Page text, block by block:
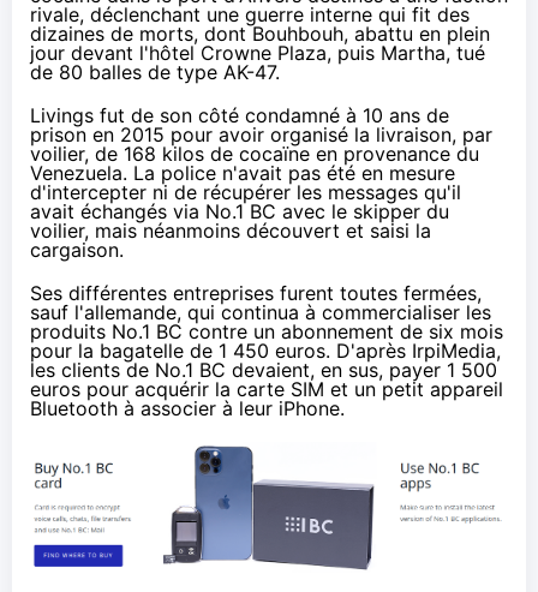
rivale, déclenchant une guerre interne qui fit des
dizaines de morts, dont Bouhbouh, abattu en plein
jour devant l'hôtel Crowne Plaza, puis Martha, tué
de 80 balles de type AK-47.
Livings fut de son côté condamné à 10 ans de
prison en 2015 pour avoir organisé la livraison, par
voilier, de 168 kilos de cocaïne en provenance du
Venezuela. La police n'avait pas été en mesure
d'intercepter ni de récupérer les messages qu'il
avait échangés via No.1 BC avec le skipper du
voilier, mais néanmoins découvert et saisi la
cargaison.
Ses différentes entreprises furent toutes fermées,
sauf l'allemande, qui continua à commercialiser les
produits No.1 BC contre un abonnement de six mois
pour la bagatelle de 1 450 euros. D'après IrpiMedia,
les clients de No.1 BC devaient, en sus, payer 1 500
euros pour acquérir la carte SIM et un petit appareil
Bluetooth à associer à leur iPhone.